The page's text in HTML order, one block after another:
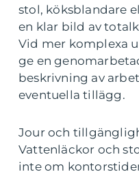
stol, köksblandare
en klar bild av
Vid mer komplexa
ge en
beskrivning av
eventuella tillägg.
Jour och
Vattenläckor och
inte om